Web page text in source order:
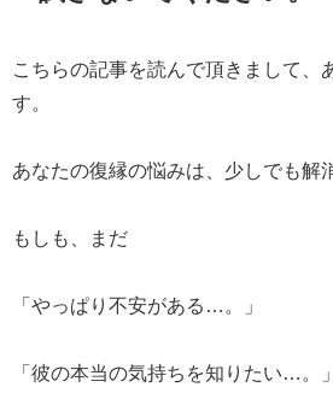
こちらの記事を読んで頂きまして、
す。
あなたの復縁の悩みは、少しでも解
もしも、まだ
「やっぱり不安がある…。」
「彼の本当の気持ちを知りたい…。」